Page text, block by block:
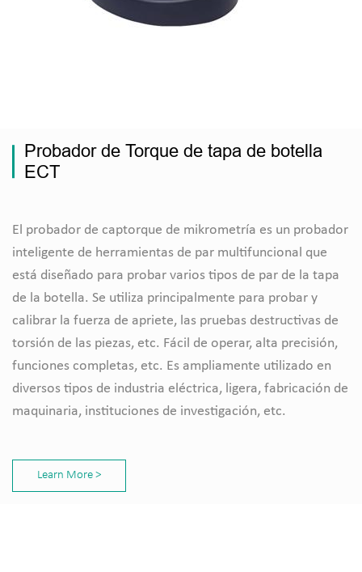
Probador de Torque de tapa de botella
ECT
El probador de captorque de mikrometría es un probador
inteligente de herramientas de par multifuncional que
está diseñado para probar varios tipos de par de la tapa
de la botella. Se utiliza principalmente para probar y
calibrar la fuerza de apriete, las pruebas destructivas de
torsión de las piezas, etc. Fácil de operar, alta precisión,
funciones completas, etc. Es ampliamente utilizado en
diversos tipos de industria eléctrica, ligera, fabricación de
maquinaria, instituciones de investigación, etc.
Learn More >